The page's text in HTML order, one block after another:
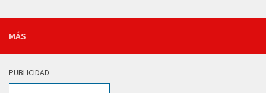
MÁS
PUBLICIDAD